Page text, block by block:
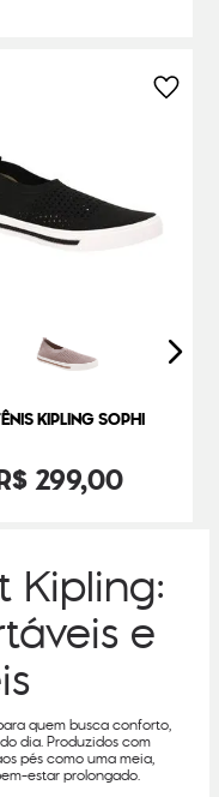
KIPLING SOPHI
299,00
Kipling:
e
quem busca conforto,
dia. Produzidos com
pés como uma meia,
estar prolongado.